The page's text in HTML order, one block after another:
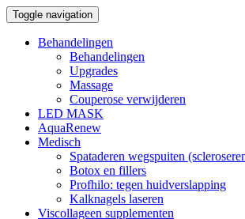
Toggle navigation
Behandelingen
Behandelingen
Upgrades
Massage
Couperose verwijderen
LED MASK
AquaRenew
Medisch
Spataderen wegspuiten
Botox en fillers
Profhilo: tegen huidverslapping
Kalknagels laseren
Viscollageen supplementen